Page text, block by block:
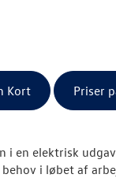
Kort Priser
en elektrisk
i løbet af